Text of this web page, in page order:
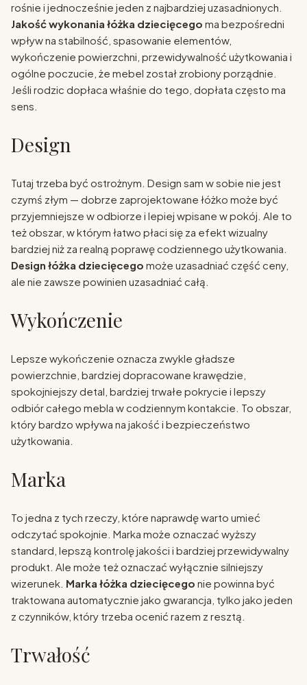
rośnie i jednocześnie jeden z najbardziej uzasadnionych.
Jakość wykonania łóżka dziecięcego ma bezpośredni
wpływ na stabilność, spasowanie elementów,
wykończenie powierzchni, przewidywalność użytkowania i
ogólne poczucie, że mebel został zrobiony porządnie.
Jeśli rodzic dopłaca właśnie do tego, dopłata często ma
sens.
Design
Tutaj trzeba być ostrożnym. Design sam w sobie nie jest
czymś złym — dobrze zaprojektowane łóżko może być
przyjemniejsze w odbiorze i lepiej wpisane w pokój. Ale to
też obszar, w którym łatwo płaci się za efekt wizualny
bardziej niż za realną poprawę codziennego użytkowania.
Design łóżka dziecięcego może uzasadniać część ceny,
ale nie zawsze powinien uzasadniać całą.
Wykończenie
Lepsze wykończenie oznacza zwykle gładsze
powierzchnie, bardziej dopracowane krawędzie,
spokojniejszy detal, bardziej trwałe pokrycie i lepszy
odbiór całego mebla w codziennym kontakcie. To obszar,
który bardzo wpływa na jakość i bezpieczeństwo
użytkowania.
Marka
To jedna z tych rzeczy, które naprawdę warto umieć
odczytać spokojnie. Marka może oznaczać wyższy
standard, lepszą kontrolę jakości i bardziej przewidywalny
produkt. Ale może też oznaczać wyłącznie silniejszy
wizerunek. Marka łóżka dziecięcego nie powinna być
traktowana automatycznie jako gwarancja, tylko jako jeden
z czynników, który trzeba ocenić razem z resztą.
Trwałość